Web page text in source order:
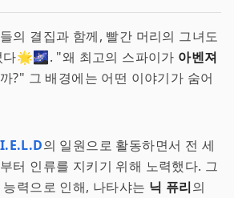
의 결집과 함께, 빨간 머리의 그녀도
다🌟🌌. "왜 최고의 스파이가 아벤져
?" 그 배경에는 어떤 이야기가 숨어
의 일원으로 활동하면서 전 세
터 인류를 지키기 위해 노력했다. 그
력으로 인해, 나타샤는 닉 퓨리의